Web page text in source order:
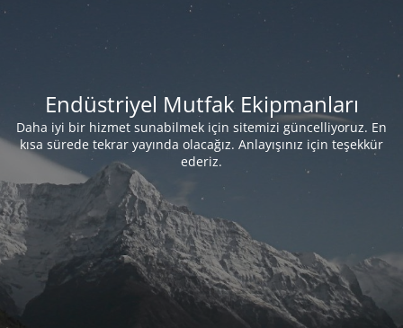
Endüstriyel Mutfak Ekipmanları
Daha iyi bir hizmet sunabilmek için sitemizi güncelliyoruz. En
kısa sürede tekrar yayında olacağız. Anlayışınız için teşekkür
ederiz.